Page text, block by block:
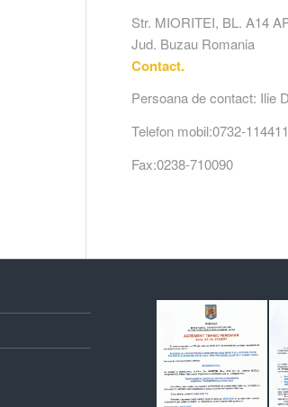
Str. MIORITEI, BL. A14
Jud. Buzau Romania
Contact.
Persoana de contact: Ilie
Telefon mobil:0732-114411
Fax:0238-710090